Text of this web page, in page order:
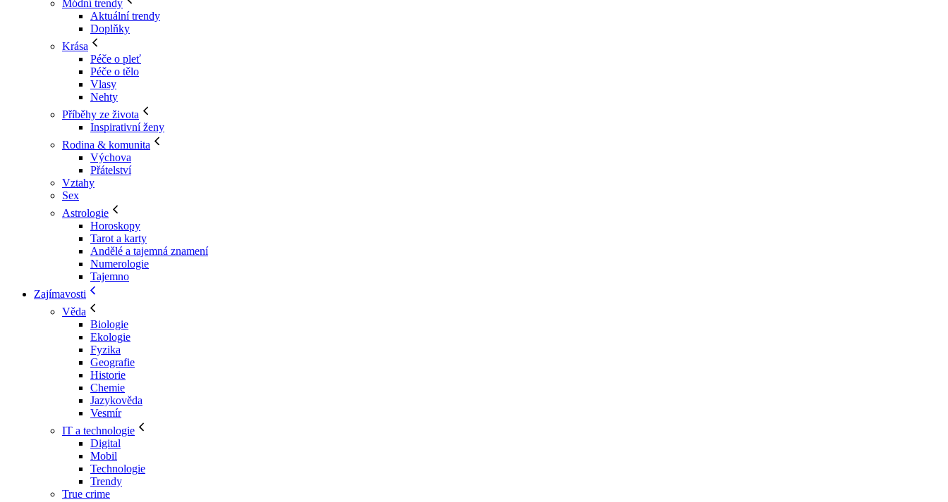
Módní trendy
Aktuální trendy
Doplňky
Krása
Péče o pleť
Péče o tělo
Vlasy
Nehty
Příběhy ze života
Inspirativní ženy
Rodina & komunita
Výchova
Přátelství
Vztahy
Sex
Astrologie
Horoskopy
Tarot a karty
Andělé a tajemná znamení
Numerologie
Tajemno
Zajímavosti
Věda
Biologie
Ekologie
Fyzika
Geografie
Historie
Chemie
Jazykověda
Vesmír
IT a technologie
Digital
Mobil
Technologie
Trendy
True crime